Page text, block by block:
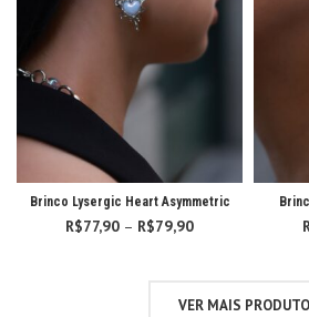
Brinco Lysergic Heart Asymmetric
R$77,90 – R$79,90
através
VER MAIS